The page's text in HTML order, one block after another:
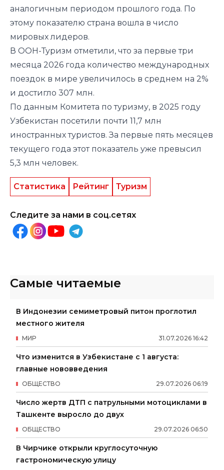
аналогичным периодом прошлого года. По
этому показателю страна вошла в число
мировых лидеров.
В ООН-Туризм отметили, что за первые три
месяца 2026 года количество международных
поездок в мире увеличилось в среднем на 2%
и достигло 307 млн.
По данным Комитета по туризму, в 2025 году
Узбекистан посетили почти 11,7 млн
иностранных туристов. За первые пять месяцев
текущего года этот показатель уже превысил
5,3 млн человек.
Статистика Рейтинг Туризм
Следите за нами в соц.сетях
Самые читаемые
В Индонезии семиметровый питон проглотил
местного жителя
31.07.2026 16:42
МИР
Что изменится в Узбекистане с 1 августа:
главные нововведения
29.07.2026 06:19
ОБЩЕСТВО
Число жертв ДТП с патрульными мотоциклами в
Ташкенте выросло до двух
29.07.2026 06:50
ОБЩЕСТВО
В Чирчике открыли круглосуточную
гастрономическую улицу